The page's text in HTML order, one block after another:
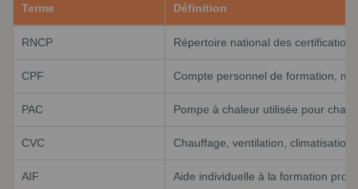
Terme Définition
RNCP Répertoire national des
CPF Compte personnel de formation,
PAC Pompe à chaleur utilisée pour
CVC Chauffage, ventilation, climatisation.
AIF Aide individuelle à la formation